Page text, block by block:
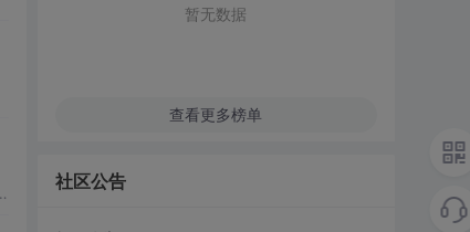
暂无数据
查看更多榜单
社区公告